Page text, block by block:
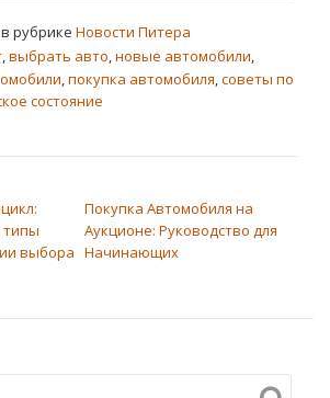
рубрике Новости Питера
выбрать авто новые автомобили
покупка автомобиля советы по
состояние
типы
выбора
Покупка Автомобиля на
Аукционе: Руководство для
Начинающих